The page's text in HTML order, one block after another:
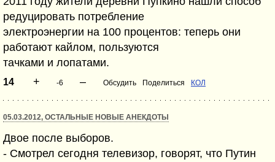
редуцировать потребление
электроэнергии на 100 процентов: теперь они
работают кайлом, пользуются
тачками и лопатами.
14 + -6 – Обсудить Поделиться КОЛ
05.03.2012, ОСТАЛЬНЫЕ НОВЫЕ АНЕКДОТЫ
Двое после выборов.
- Смотрел сегодня телевизор, говорят, что Путин